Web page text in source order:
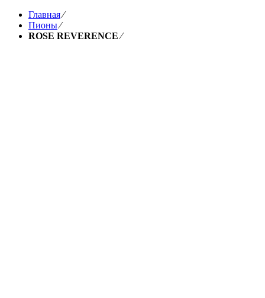
Главная⁄
Пионы⁄
ROSE REVERENCE⁄